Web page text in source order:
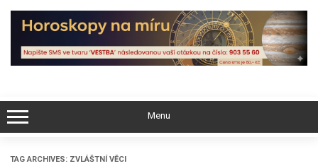
Skip
content
Menu
TAG ARCHIVES: ZVLÁŠTNÍ VĚCI